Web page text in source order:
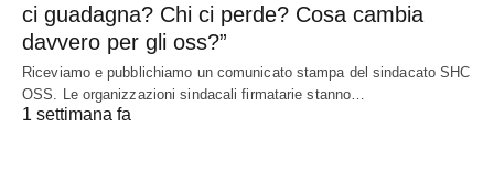
ci guadagna? Chi ci perde? Cosa cambia
davvero per gli oss?”
Riceviamo e pubblichiamo un comunicato stampa del sindacato SHC
OSS. Le organizzazioni sindacali firmatarie stanno…
1 settimana fa